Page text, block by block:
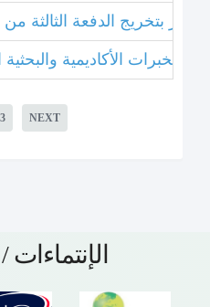
بتخريج الدفعة الثالثة من
3 NEXT